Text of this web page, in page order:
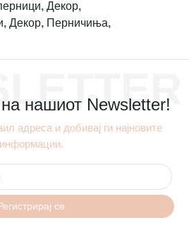
, Декор,
, Декор, Перничиња,
нашиот Newsletter!
адреса и добивај ги најновите
информации.
се